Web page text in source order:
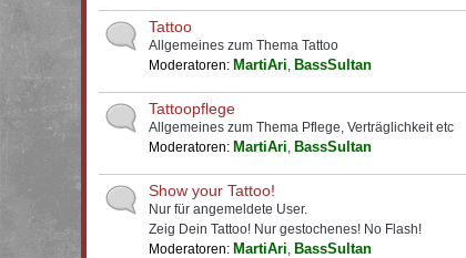
Tattoo
Allgemeines zum Thema Tattoo
Moderatoren: MartiAri, BassSultan
Tattoopflege
Allgemeines zum Thema Pflege, Verträglichkeit etc
Moderatoren: MartiAri, BassSultan
Show your Tattoo!
Nur für angemeldete User.
Zeig Dein Tattoo! Nur gestochenes! No Flash!
Moderatoren: MartiAri, BassSultan